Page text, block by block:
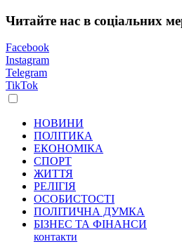
Читайте нас в соціальних
Facebook
Instagram
Telegram
TikTok
НОВИНИ
ПОЛІТИКА
ЕКОНОМІКА
СПОРТ
ЖИТТЯ
РЕЛІГІЯ
ОСОБИСТОСТІ
ПОЛІТИЧНА ДУМКА
БІЗНЕС ТА ФІНАНСИ
контакти